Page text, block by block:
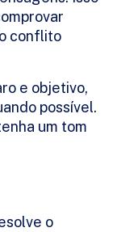
conflito
e objetivo,
possível.
um tom
o